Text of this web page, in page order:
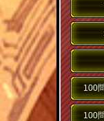
100
100